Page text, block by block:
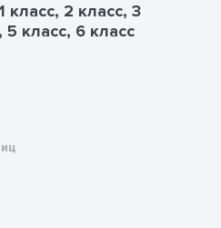
2 класс, 3
5 класс, 6 класс